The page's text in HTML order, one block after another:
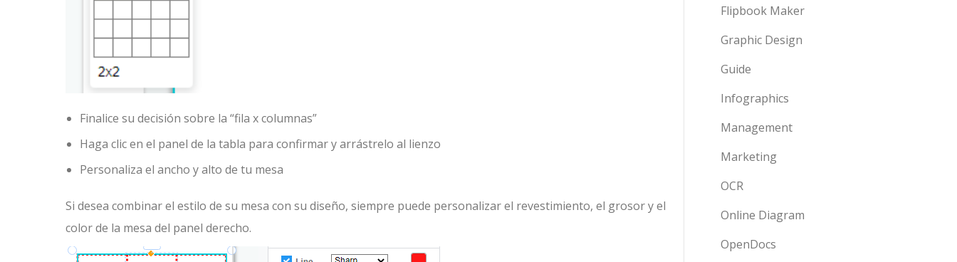
Finalice su decisión sobre la “fila x columnas”
Haga clic en el panel de la tabla para confirmar y arrástrelo al lienzo
Personaliza el ancho y alto de tu mesa
Si desea combinar el estilo de su mesa con su diseño, siempre puede personalizar el revestimiento, el grosor y el
color de la mesa del panel derecho.
Flipbook Maker
Graphic Design
Guide
Infographics
Management
Marketing
OCR
Online Diagram
OpenDocs